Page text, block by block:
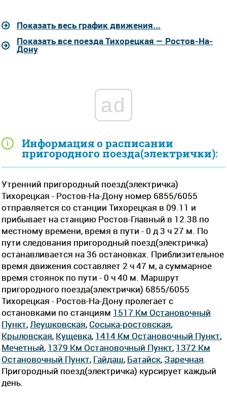
Информация о расписании
пригородного поезда(электрички):
Утренний пригородный поезд(электричка)
Тихорецкая - Ростов-На-Дону номер 6855/6055
отправляется со станции Тихорецкая в 09.11 и
прибывает на станцию Ростов-Главный в 12.38 по
местному времени, время в пути - 0 д 3 ч 27 м. По
пути следования пригородный поезд(электричка)
останавливается на 36 остановках. Приблизительное
время движения составляет 2 ч 47 м, а суммарное
время стоянок по пути - 0 ч 40 м. Маршрут
пригородного поезда(электрички) 6855/6055
Тихорецкая - Ростов-На-Дону пролегает c
остановками по станциям 1517 Км Остановочный
Пункт, Леушковская, Сосыка-ростовская,
Крыловская, Кущевка, 1414 Км Остановочный Пункт,
Мечетный, 1379 Км Остановочный Пункт, 1372 Км
Остановочный Пункт, Гайдаш, Батайск, Заречная
Пригородный поезд(электричка) курсирует каждый
день.
Показать весь график движения...
Показать все поезда Тихорецкая — Ростов-На-
Дону
ad